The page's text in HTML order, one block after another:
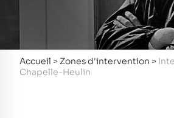
Accueil > Zones d'intervention >
Chapelle-Heulin